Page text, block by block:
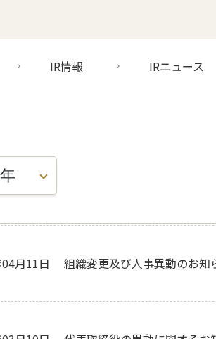
IR情報 IRニュース
月11日 組織変更及び人事異動のお知